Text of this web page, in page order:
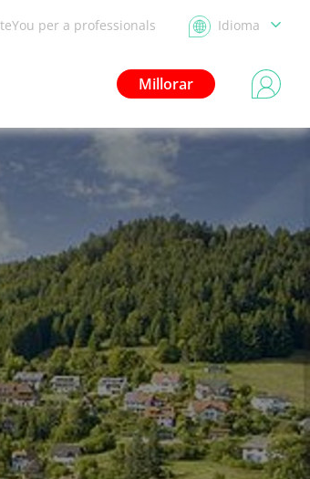
per a professionals Idioma
Millorar